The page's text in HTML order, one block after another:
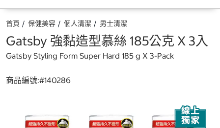
首頁 保健美容 個人清潔 男士清潔
Gatsby 強黏造型慕絲 185公克 X 3入
Gatsby Styling Form Super Hard 185 g X 3-Pack
商品編號:#140286